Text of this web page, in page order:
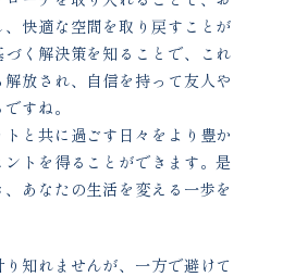
快適な空間を取り戻すことが
く解決策を知ることで、これ
放され、自信を持って友人や
すね。
と共に過ごす日々をより豊か
トを得ることができます。是
あなたの生活を変える一歩を
知れませんが、一方で避けて